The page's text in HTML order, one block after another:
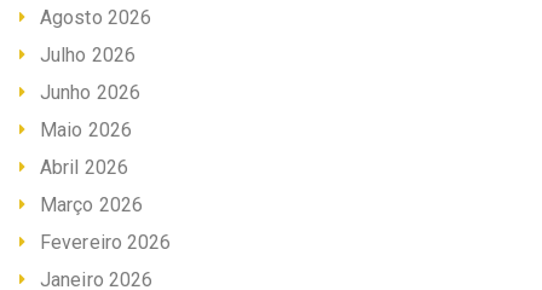
Agosto 2026
Julho 2026
Junho 2026
Maio 2026
Abril 2026
Março 2026
Fevereiro 2026
Janeiro 2026